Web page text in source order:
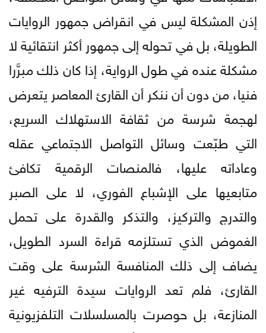
إذن المشكلة ليس في انقراض جمهور الروايات
الطويلة، بل في تحوله إلى جمهور أكثر انتقائية لا
مشكلة عنده في طول الرواية، إذا كان ذلك مبرَّرا
فنيا، من دون أن ننكر أن القارئ المعاصر يتعرض
لهجمة شرسة من ثقافة الاستهلاك السريع،
التي طبّعت وسائل التواصل الاجتماعي عقله
وعاداته عليها، فالمنصات الرقمية تكافئ
متابعيها على الإشباع الفوري، لا على الصبر
والتدرج والتركيز، والتذكر والقدرة على تحمل
الغموض الذي تستلزمه قراءة السرد الطويل،
يضاف إلى ذلك المنافسة الشرسة على وقت
القارئ، فلم تعد الروايات سيدة الترفيه غير
المنازعة، بل حوصرت بالمسلسلات التلفزيونية